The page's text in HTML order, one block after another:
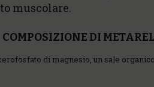
muscolare.
COMPOSIZIONE DI
di magnesio, un sale